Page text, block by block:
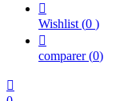

Wishlist (0 )

comparer (0)
